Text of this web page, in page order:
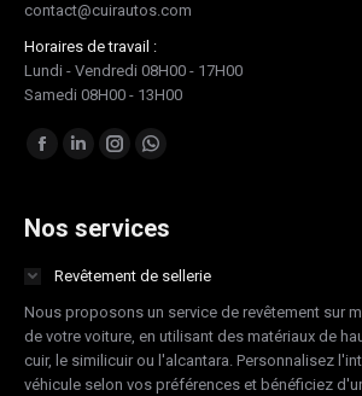
contact@cuirautos.com
Horaires de travail :
Lundi - Vendredi 08H00 - 17H00
Samedi 08H00 - 13H00
Trouvez nous sur :
Facebook
opens
new
window
LinkedIn
opens
new
window
Instagram
opens
new
window
Whatsapp
opens
new
window
Nos services
Revêtement de sellerie
Nous proposons un service de revêtement sur
de votre voiture, en utilisant des matériaux de
cuir, le similicuir ou l'alcantara. Personnalisez
véhicule selon vos préférences et bénéficiez